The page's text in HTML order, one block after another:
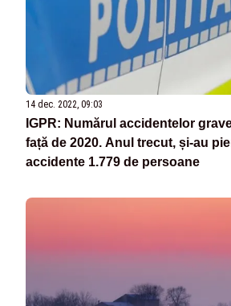
14 dec. 2022, 09:03
IGPR: Numărul accidentelor
față de 2020. Anul trecut, și-au
accidente 1.779 de persoane